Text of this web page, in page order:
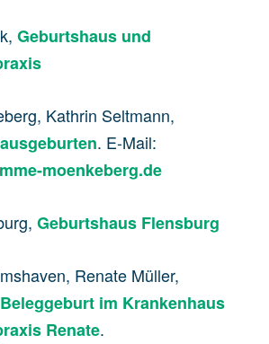
Geburtshaus und
Kathrin Seltmann,
. E-Mail:
moenkeberg.de
Geburtshaus Flensburg
Renate Müller,
Beleggeburt im Krankenhaus
Renate.